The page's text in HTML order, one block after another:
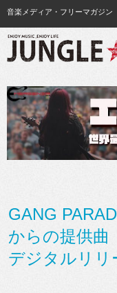
音楽メディア・フリーマガジン
GANG
からの提供曲
デジタルリリ